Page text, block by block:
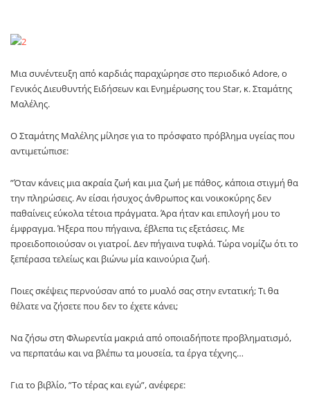
Μια συνέντευξη από καρδιάς παραχώρησε στο περιοδικό Adore, o
Γενικός Διευθυντής Ειδήσεων και Ενημέρωσης του Star, κ. Σταμάτης
Μαλέλης.
Ο Σταμάτης Μαλέλης μίλησε για το πρόσφατο πρόβλημα υγείας που
αντιμετώπισε:
”Όταν κάνεις μια ακραία ζωή και μια ζωή με πάθος, κάποια στιγμή θα
την πληρώσεις. Αν είσαι ήσυχος άνθρωπος και νοικοκύρης δεν
παθαίνεις εύκολα τέτοια πράγματα. Άρα ήταν και επιλογή μου το
έμφραγμα. Ήξερα που πήγαινα, έβλεπα τις εξετάσεις. Με
προειδοποιούσαν οι γιατροί. Δεν πήγαινα τυφλά. Τώρα νομίζω ότι το
ξεπέρασα τελείως και βιώνω μία καινούρια ζωή.
Ποιες σκέψεις περνούσαν από το μυαλό σας στην εντατική; Τι θα
θέλατε να ζήσετε που δεν το έχετε κάνει;
Να ζήσω στη Φλωρεντία μακριά από οποιαδήποτε προβληματισμό,
να περπατάω και να βλέπω τα μουσεία, τα έργα τέχνης…
Για το βιβλίο, ”Το τέρας και εγώ”, ανέφερε: